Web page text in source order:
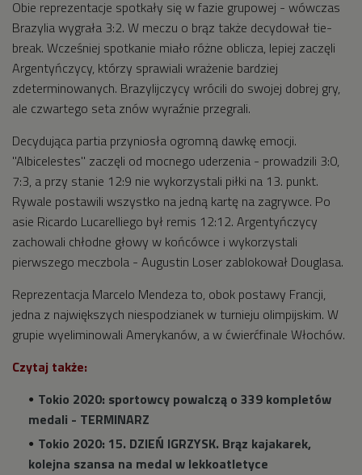
Obie reprezentacje spotkały się w fazie grupowej - wówczas
Brazylia wygrała 3:2. W meczu o brąz także decydował tie-
break. Wcześniej spotkanie miało różne oblicza, lepiej zaczęli
Argentyńczycy, którzy sprawiali wrażenie bardziej
zdeterminowanych. Brazylijczycy wrócili do swojej dobrej gry,
ale czwartego seta znów wyraźnie przegrali.
Decydująca partia przyniosła ogromną dawkę emocji.
"Albicelestes" zaczęli od mocnego uderzenia - prowadzili 3:0,
7:3, a przy stanie 12:9 nie wykorzystali piłki na 13. punkt.
Rywale postawili wszystko na jedną kartę na zagrywce. Po
asie Ricardo Lucarelliego był remis 12:12. Argentyńczycy
zachowali chłodne głowy w końcówce i wykorzystali
pierwszego meczbola - Augustin Loser zablokował Douglasa.
Reprezentacja Marcelo Mendeza to, obok postawy Francji,
jedna z największych niespodzianek w turnieju olimpijskim. W
grupie wyeliminowali Amerykanów, a w ćwierćfinale Włochów.
Czytaj także:
Tokio 2020: sportowcy powalczą o 339 kompletów
medali - TERMINARZ
Tokio 2020: 15. DZIEŃ IGRZYSK. Brąz kajakarek,
kolejna szansa na medal w lekkoatletyce